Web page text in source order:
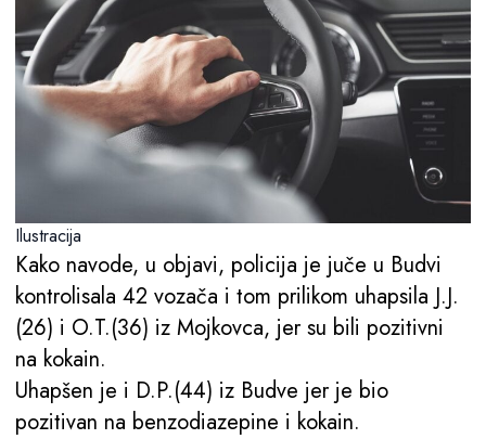
Ilustracija
Kako navode, u objavi, policija je juče u Budvi
kontrolisala 42 vozača i tom prilikom uhapsila J.J.
(26) i O.T.(36) iz Mojkovca, jer su bili pozitivni
na kokain.
Uhapšen je i D.P.(44) iz Budve jer je bio
pozitivan na benzodiazepine i kokain.